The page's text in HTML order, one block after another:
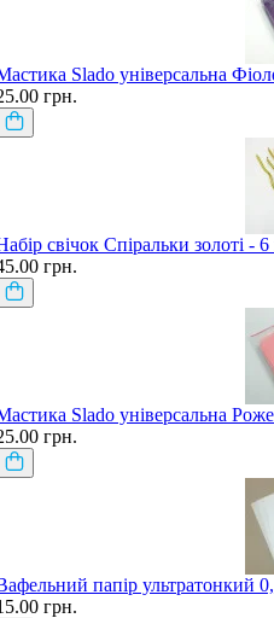
Slado універсальна
грн.
свічок Спіральки золоті -
грн.
Slado універсальна
грн.
папір
грн.